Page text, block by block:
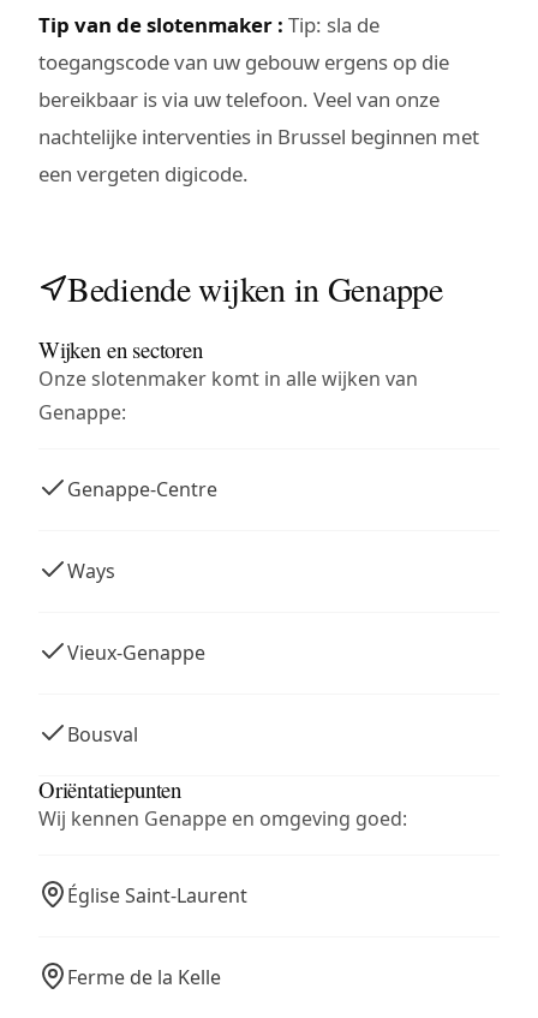
Tip van de slotenmaker : Tip: sla de
toegangscode van uw gebouw ergens op die
bereikbaar is via uw telefoon. Veel van onze
nachtelijke interventies in Brussel beginnen met
een vergeten digicode.
Bediende wijken in Genappe
Wijken en sectoren
Onze slotenmaker komt in alle wijken van
Genappe:
Genappe-Centre
Ways
Vieux-Genappe
Bousval
Oriëntatiepunten
Wij kennen Genappe en omgeving goed:
Église Saint-Laurent
Ferme de la Kelle